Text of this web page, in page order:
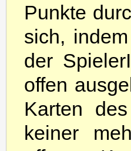
Punkte
sich,
der
offen
Karten
keiner